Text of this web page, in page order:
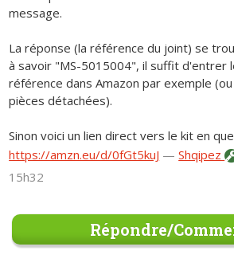
message.
La réponse (la référence du joint) se
à savoir "MS-5015004", il suffit d'entrer
référence dans Amazon par exemple
pièces détachées).
Sinon voici un lien direct vers le kit en
https://amzn.eu/d/0fGt5kuJ —Shqipez
15h32
Répondre/